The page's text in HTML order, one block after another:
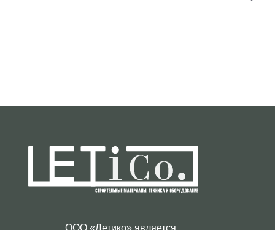
ООО «Летико» является